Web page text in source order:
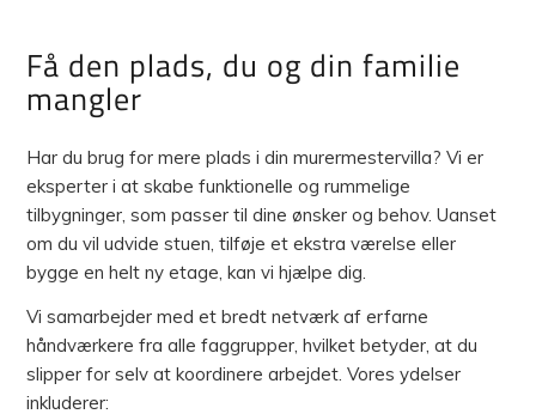
Få den plads, du og din familie
mangler
Har du brug for mere plads i din murermestervilla? Vi er
eksperter i at skabe funktionelle og rummelige
tilbygninger, som passer til dine ønsker og behov. Uanset
om du vil udvide stuen, tilføje et ekstra værelse eller
bygge en helt ny etage, kan vi hjælpe dig.
Vi samarbejder med et bredt netværk af erfarne
håndværkere fra alle faggrupper, hvilket betyder, at du
slipper for selv at koordinere arbejdet. Vores ydelser
inkluderer: